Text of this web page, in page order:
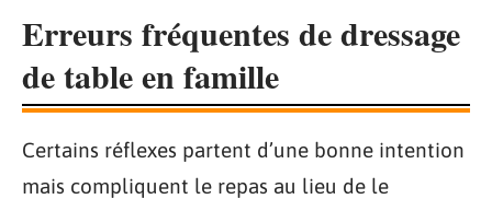
Erreurs fréquentes de dressage
de table en famille
Certains réflexes partent d’une bonne intention
mais compliquent le repas au lieu de le